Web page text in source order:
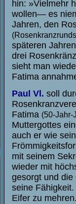
hin: »Vielmehr
wollen— es
Jahren, den
späteren
drei
sieht man
Fatima
Paul Vl. soll
Fatima (50-Jahr-
Muttergottes
auch er wie
mit seinem
wieder mit
gesorgt und die
seine
Eifer zu